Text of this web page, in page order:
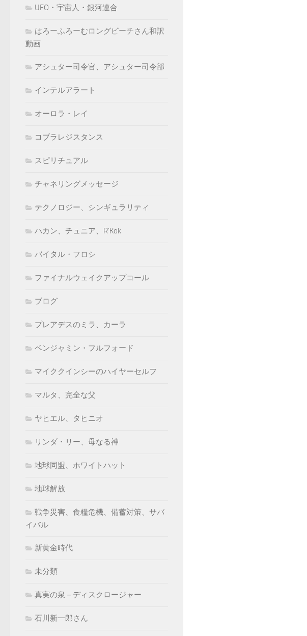
UFO・宇宙人・銀河連合
はろーふろーむロングビーチさん和訳
動画
アシュター司令官、アシュター司令部
インテルアラート
オーロラ・レイ
コブラレジスタンス
スピリチュアル
チャネリングメッセージ
テクノロジー、シンギュラリティ
ハカン、チュニア、R'Kok
バイタル・フロシ
ファイナルウェイクアップコール
ブログ
プレアデスのミラ、カーラ
ベンジャミン・フルフォード
マイククインシーのハイヤーセルフ
マルタ、完全な父
ヤヒエル、タヒニオ
リンダ・リー、母なる神
地球同盟、ホワイトハット
地球解放
戦争災害、食糧危機、備蓄対策、サバ
イバル
新黄金時代
未分類
真実の泉－ディスクロージャー
石川新一郎さん